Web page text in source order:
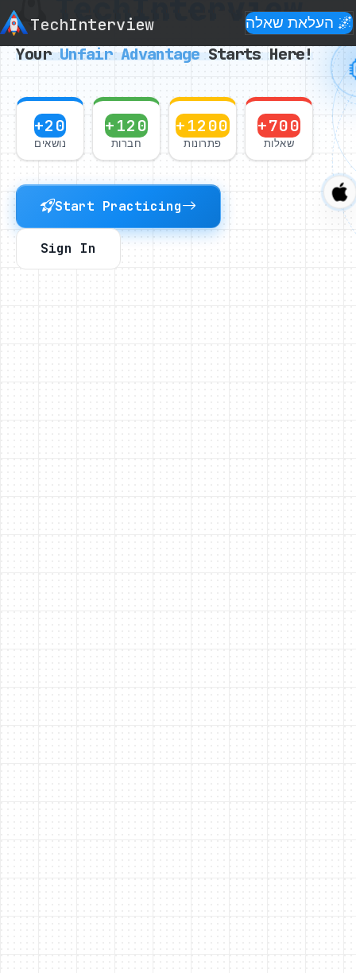
🌌 העלאת שאלה TechInterview
TechInterview
YourUnfairAdvantage Starts Here!
+20
נושאים
+120
חברות
+1200
פתרונות
+700
שאלות
Start Practicing
Sign In